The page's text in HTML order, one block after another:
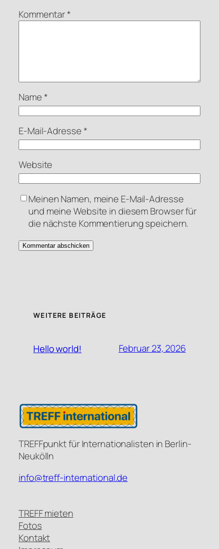
Kommentar*
Name*
E-Mail-Adresse*
Website
Meinen Namen, meine E-Mail-Adresse
und meine Website in diesem Browser für
die nächste Kommentierung speichern.
WEITERE BEITRÄGE
Hello world! Februar 23, 2026
TREFFpunkt für Internationalisten in Berlin-
Neukölln
info@treff-international.de
TREFF mieten
Fotos
Kontakt